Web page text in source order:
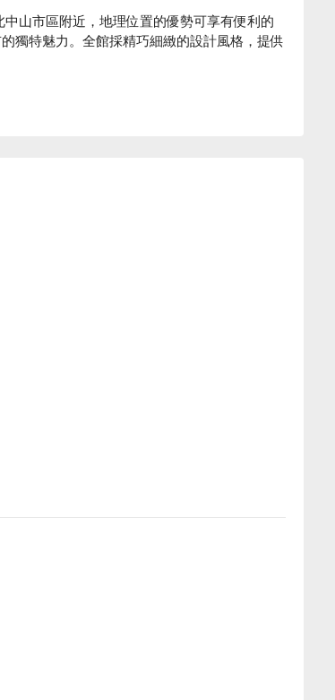
山市區附近，地理位置的優勢可享有便利的
獨特魅力。全館採精巧細緻的設計風格，提供